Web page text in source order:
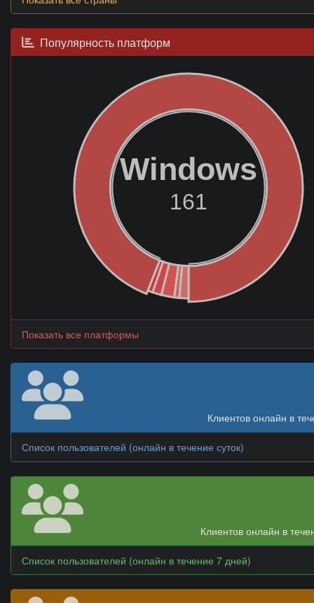
Популярность платформ
Windows
161
Показать все платформы
Клиентов онлайн в
Список пользователей (онлайн в течение суток)
Клиентов онлайн в
Список пользователей (онлайн в течение 7 дней)